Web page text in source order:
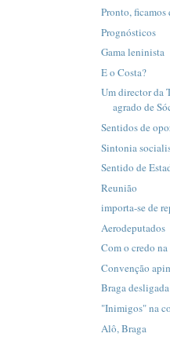
Pronto, ficamos
Prognósticos
Gama leninista
E o Costa?
Um director da
agrado de
Sentidos de
Sintonia
Sentido de
Reunião
importa-se de
Aerodeputados
Com o credo
Convenção
Braga desligada
"Inimigos" na
Alô, Braga